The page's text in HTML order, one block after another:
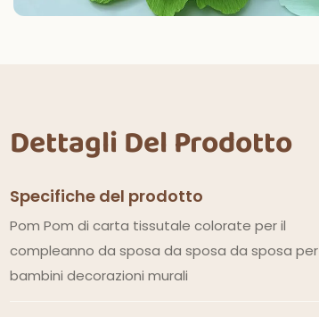
Dettagli Del Prodotto
Specifiche del prodotto
Pom Pom di carta tissutale colorate per il
compleanno da sposa da sposa da sposa per
bambini decorazioni murali